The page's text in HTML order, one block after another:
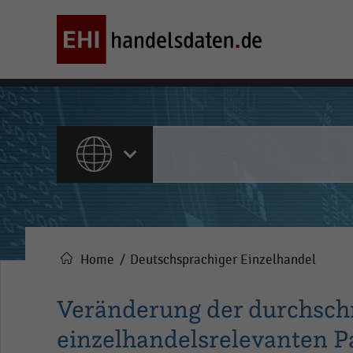
ALLE INHALTE
Pfadnavigation
Home Deutschsprachiger Einzelhandel
Veränderung der
einzelhandelsrelevanten